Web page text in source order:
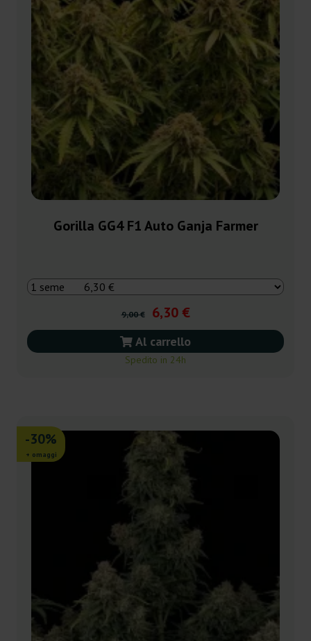
Gorilla GG4 F1 Auto Ganja Farmer
9,00 € 6,30 €
Al carrello
Spedito in 24h
-30%
+ omaggi